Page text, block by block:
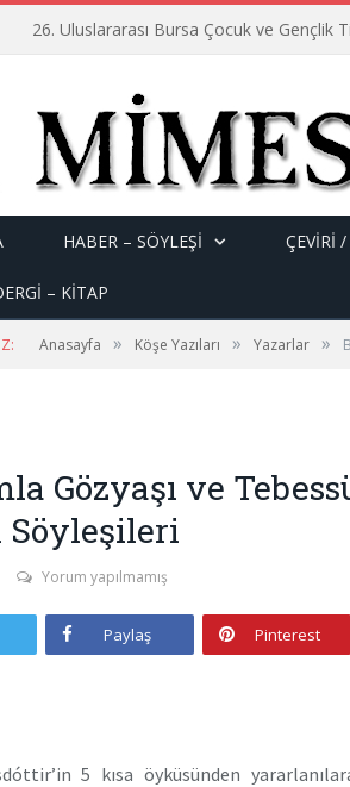
26. Uluslararası Bursa Çocuk ve Gençlik
HABER – SÖYLEŞI ÇEVİRİ
– KİTAP
Anasayfa » Köşe Yazıları » Yazarlar »
Gözyaşı ve
Yorum yapılmamış
Paylaş Pinterest
5 kısa öyküsünden